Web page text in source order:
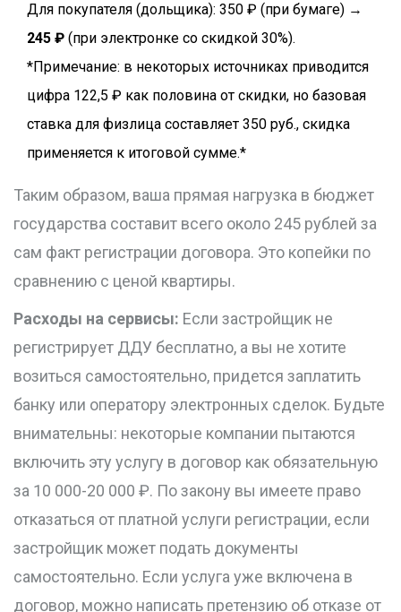
Для покупателя (дольщика): 350 ₽ (при бумаге) →
245 ₽ (при электронке со скидкой 30%).
*Примечание: в некоторых источниках приводится
цифра 122,5 ₽ как половина от скидки, но базовая
ставка для физлица составляет 350 руб., скидка
применяется к итоговой сумме.*
Таким образом, ваша прямая нагрузка в бюджет
государства составит всего около 245 рублей за
сам факт регистрации договора. Это копейки по
сравнению с ценой квартиры.
Расходы на сервисы: Если застройщик не
регистрирует ДДУ бесплатно, а вы не хотите
возиться самостоятельно, придется заплатить
банку или оператору электронных сделок. Будьте
внимательны: некоторые компании пытаются
включить эту услугу в договор как обязательную
за 10 000-20 000 ₽. По закону вы имеете право
отказаться от платной услуги регистрации, если
застройщик может подать документы
самостоятельно. Если услуга уже включена в
договор, можно написать претензию об отказе от